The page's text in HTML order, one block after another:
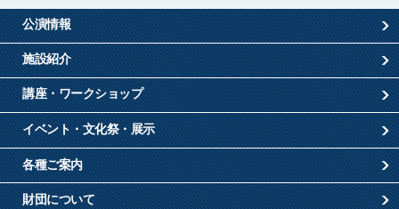
公演情報
施設紹介
講座・ワークショップ
イベント・文化祭・展示
各種ご案内
財団について